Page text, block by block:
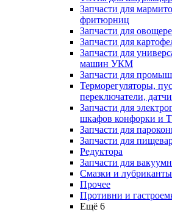
Запчасти для
фритюрниц
Запчасти для
Запчасти для
Запчасти для
машин УКМ
Запчасти для
Терморегуляторы,
переключатели,
Запчасти для
шкафов конфорки и
Запчасти для
Запчасти для
Редуктора
Запчасти для
Смазки и лубриканты
Прочее
Противни и
Ещё 6